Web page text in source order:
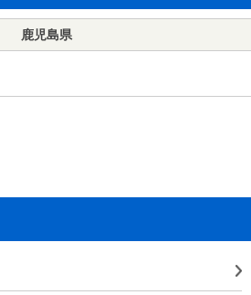
鹿児島県